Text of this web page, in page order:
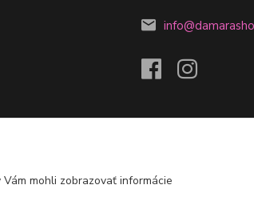
mohli zobrazovať informácie